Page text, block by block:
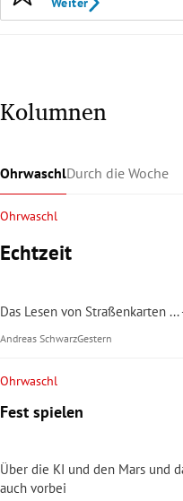
Kolumnen
OhrwaschlDurch die Woche
Ohrwaschl
Echtzeit
Das Lesen von Straßenkarten
Andreas SchwarzGestern
Ohrwaschl
Fest spielen
Über die KI und den Mars und
auch vorbei